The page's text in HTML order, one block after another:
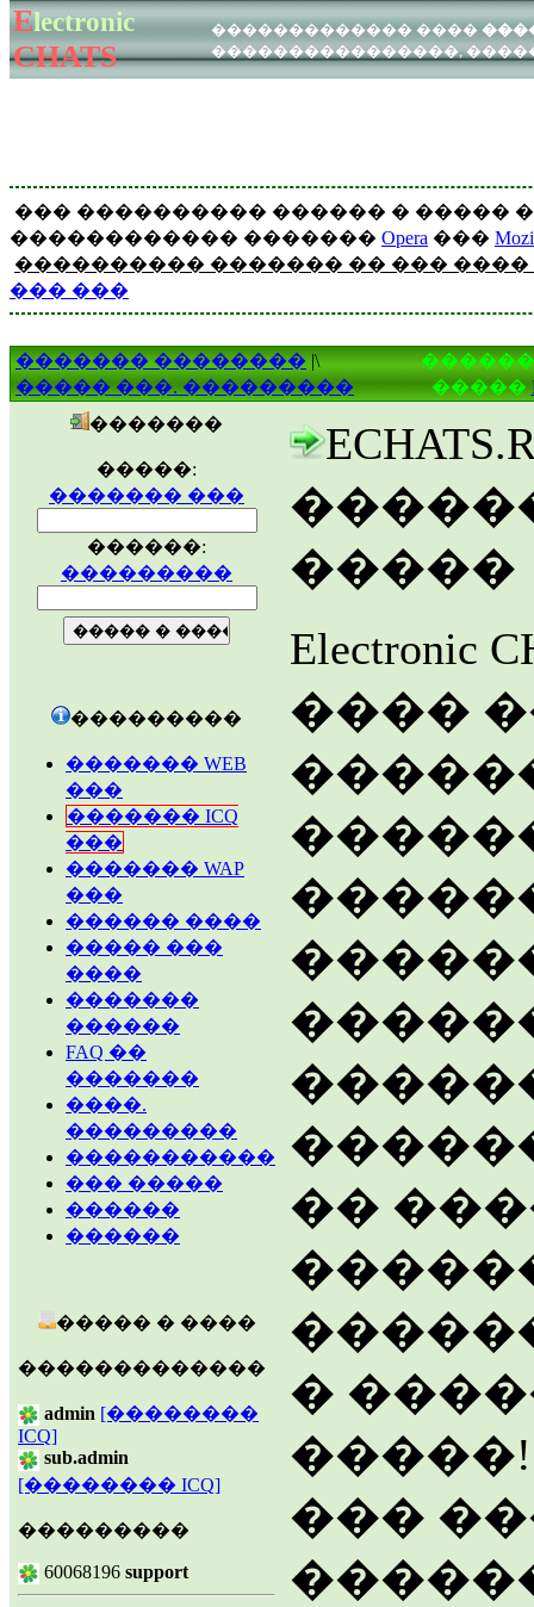
Electronic
CHATS
������������� ����
����������������,
����
�������
WEB - ���
�������
ICQ - ���
��� ���������� ������ � �����
������������ ������� Opera ���
���������� ������� �� ���
��� ���
������� ��������|\
����� ���. ���������
�����
�������
�����:
������� ���
������:
���������
���������
������� WEB
���
������� ICQ
���
������� WAP
���
������ ����
����� ���
����
�������
������
FAQ ��
�������
����.
���������
�����������
��� �����
������
������
����� � ����
�������������
admin [��������
ICQ]
sub.admin
[�������� ICQ]
���������
60068196 support
�����
����
��
�
�����!
���